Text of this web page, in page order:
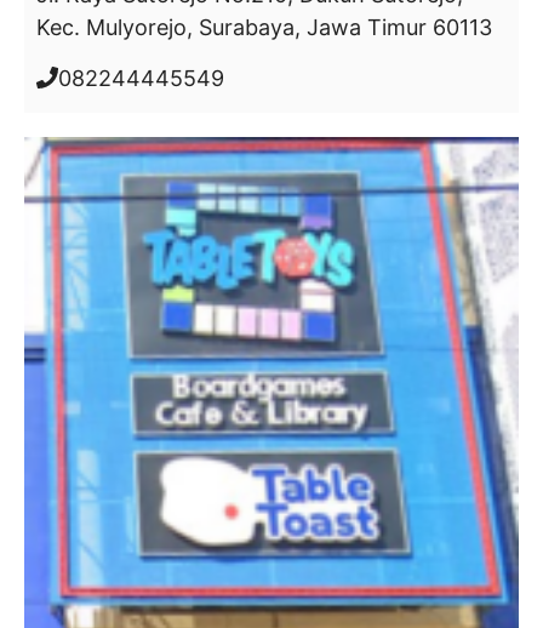
Kec. Mulyorejo, Surabaya, Jawa Timur 60113
082244445549